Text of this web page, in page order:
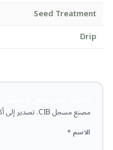
Seed Treatment
Drip
مصنع مسجل CIB. تصدير إلى أكثر من 50 دولة. يشمل COA وMSDS وTDS.
الاسم *